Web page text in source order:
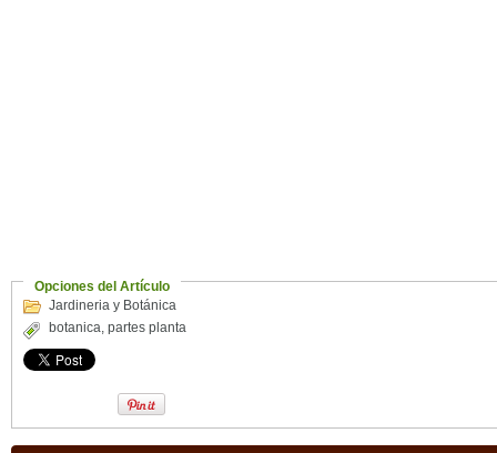
Opciones del Artículo
Jardineria y Botánica
botanica, partes planta